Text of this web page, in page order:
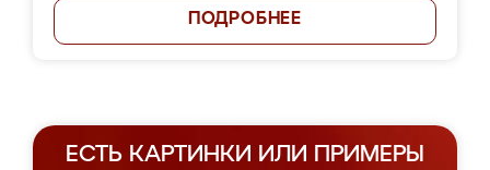
ПОДРОБНЕЕ
ЕСТЬ КАРТИНКИ ИЛИ ПРИМЕРЫ